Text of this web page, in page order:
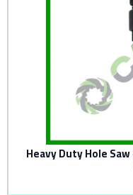
دليل بنطة كباية كبير (32–110 مم) – Heavy Duty Hole Saw